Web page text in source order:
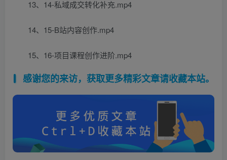
13、14-私域成交转化补充.mp4
14、15-B站内容创作.mp4
15、16-项目课程创作进阶.mp4
感谢您的来访，获取更多精彩文章请收藏本站。